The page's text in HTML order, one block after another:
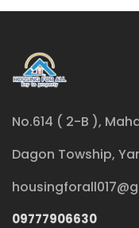
No.614 ( 2-B ),
Dagon Towship,
09777906630